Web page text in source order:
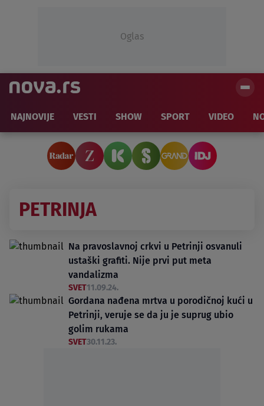
Oglas
NAJNOVIJE VESTI SHOW SPORT VIDEO
PETRINJA
Na pravoslavnoj crkvi u Petrinji osvanuli
ustaški grafiti. Nije prvi put meta
vandalizma
SVET11.09.24.
Gordana nađena mrtva u porodičnoj kući u
Petrinji, veruje se da ju je suprug ubio
golim rukama
SVET30.11.23.